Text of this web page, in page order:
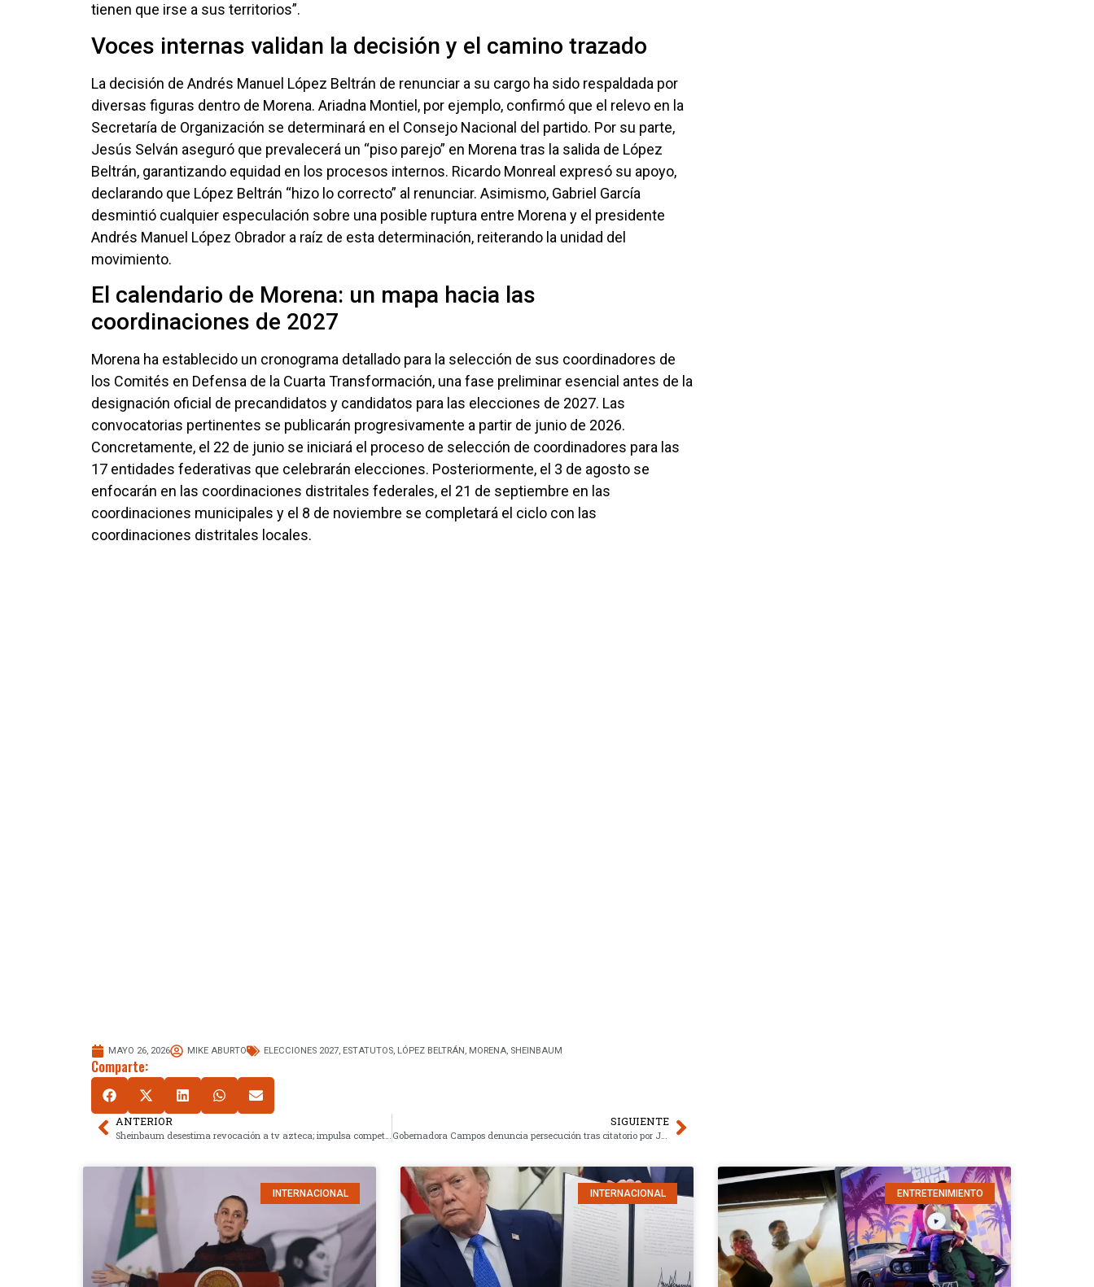
tienen que irse a sus territorios”.
Voces internas validan la decisión y el camino trazado
La decisión de Andrés Manuel López Beltrán de renunciar a su cargo ha sido respaldada por
diversas figuras dentro de Morena. Ariadna Montiel, por ejemplo, confirmó que el relevo en la
Secretaría de Organización se determinará en el Consejo Nacional del partido. Por su parte,
Jesús Selván aseguró que prevalecerá un “piso parejo” en Morena tras la salida de López
Beltrán, garantizando equidad en los procesos internos. Ricardo Monreal expresó su apoyo,
declarando que López Beltrán “hizo lo correcto” al renunciar. Asimismo, Gabriel García
desmintió cualquier especulación sobre una posible ruptura entre Morena y el presidente
Andrés Manuel López Obrador a raíz de esta determinación, reiterando la unidad del
movimiento.
El calendario de Morena: un mapa hacia las
coordinaciones de 2027
Morena ha establecido un cronograma detallado para la selección de sus coordinadores de
los Comités en Defensa de la Cuarta Transformación, una fase preliminar esencial antes de la
designación oficial de precandidatos y candidatos para las elecciones de 2027. Las
convocatorias pertinentes se publicarán progresivamente a partir de junio de 2026.
Concretamente, el 22 de junio se iniciará el proceso de selección de coordinadores para las
17 entidades federativas que celebrarán elecciones. Posteriormente, el 3 de agosto se
enfocarán en las coordinaciones distritales federales, el 21 de septiembre en las
coordinaciones municipales y el 8 de noviembre se completará el ciclo con las
coordinaciones distritales locales.
MAYO 26, 2026 MIKE ABURTO ELECCIONES 2027, ESTATUTOS, LÓPEZ BELTRÁN, MORENA, SHEINBAUM
Comparte:
ANTERIOR SIGUIENTE
INTERNACIONAL INTERNACIONAL ENTRETENIMIENTO